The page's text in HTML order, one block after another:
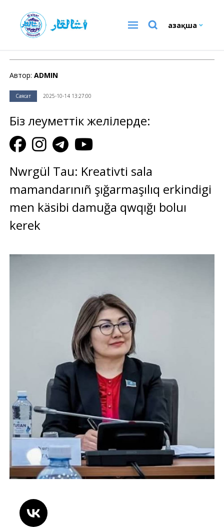
Қазақша
Автор: ADMIN
Саясат 2025-10-14 13:27:00
Біз әлеуметтік желілерде:
Nwrgül Tau: Kreativti sala
mamandarınıñ şığarmaşılıq erkindigi
men käsibi damuğa qwqığı boluı
kerek